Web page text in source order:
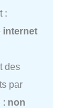
:
internet
des
par
: non